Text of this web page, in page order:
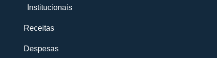
Institucionais
Receitas
Despesas